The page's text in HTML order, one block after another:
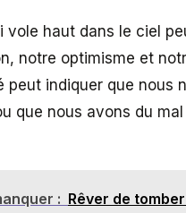
vole haut dans le ciel
notre optimisme et
peut indiquer que nous
que nous avons du
: Rêver de